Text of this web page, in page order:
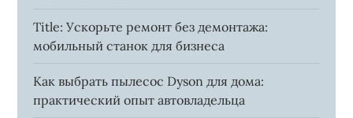
Title: Ускорьте ремонт без демонтажа:
мобильный станок для бизнеса
Как выбрать пылесос Dyson для дома:
практический опыт автовладельца